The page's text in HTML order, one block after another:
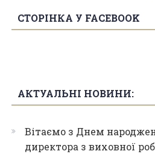
СТОРІНКА У FACEBOOK
АКТУАЛЬНІ НОВИНИ:
Вітаємо з Днем
директора з виховної